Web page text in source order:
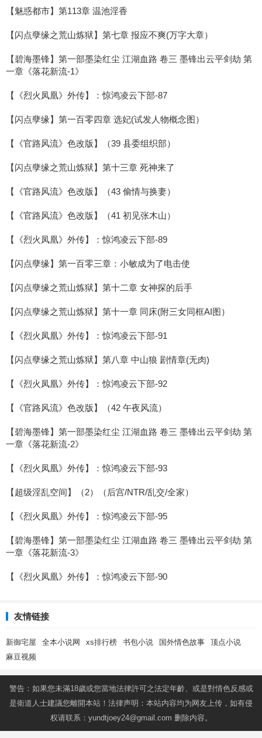
【魅惑都市】第113章 温池淫香
【闪点孽缘之荒山炼狱】第七章 报应不爽(万字大章）
【碧海墨锋】第一部墨染红尘 江湖血路 卷三 墨锋出云平剑劫 第
一章《落花新流-1》
【《烈火凤凰》外传】：惊鸿凌云下部-87
【闪点孽缘】第一百零四章 选妃(试发人物概念图）
【《官路风流》色改版】（39 县委组织部）
【闪点孽缘之荒山炼狱】第十三章 死神来了
【《官路风流》色改版】（43 偷情与换妻）
【《官路风流》色改版】（41 初见张木山）
【《烈火凤凰》外传】：惊鸿凌云下部-89
【闪点孽缘】第一百零三章：小敏成为了电击使
【闪点孽缘之荒山炼狱】第十二章 女神探的后手
【闪点孽缘之荒山炼狱】第十一章 同床(附三女同框AI图）
【《烈火凤凰》外传】：惊鸿凌云下部-91
【闪点孽缘之荒山炼狱】第八章 中山狼 剧情章(无肉)
【《烈火凤凰》外传】：惊鸿凌云下部-92
【《官路风流》色改版】（42 午夜风流）
【碧海墨锋】第一部墨染红尘 江湖血路 卷三 墨锋出云平剑劫 第
一章《落花新流-2》
【《烈火凤凰》外传】：惊鸿凌云下部-93
【超级淫乱空间】（2）（后宫/NTR/乱交/全家）
【《烈火凤凰》外传】：惊鸿凌云下部-95
【碧海墨锋】第一部墨染红尘 江湖血路 卷三 墨锋出云平剑劫 第
一章《落花新流-3》
【《烈火凤凰》外传】：惊鸿凌云下部-90
友情链接
新御宅屋 全本小说网 xs排行榜 书包小说 国外情色故事
顶点小说
麻豆视频
警告：如果您未滿18歲或您當地法律許可之法定年齡、或是對情色反感或
是衛道人士建議您離開本站！法律声明：本站内容均为网友上传，如有侵
权请联系： yundtjoey24@gmail.com 删除内容。